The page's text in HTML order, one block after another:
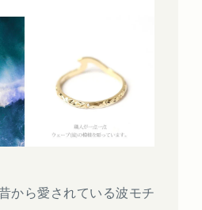
から愛されている波モチ